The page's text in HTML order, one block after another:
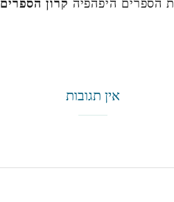
הספרים היפהפיה קרון הספרים
אין תגובות